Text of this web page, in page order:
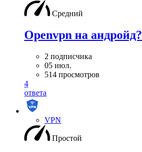
Средний
Openvpn на андройд?
2 подписчика
05 июл.
514 просмотров
4
ответа
VPN
Простой